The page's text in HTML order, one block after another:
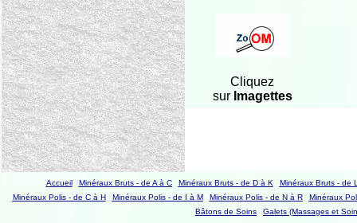
Cliquez
surImagettes
Accueil Minéraux Bruts - de A à C Minéraux Bruts - de D à K
Minéraux Bruts - de
Minéraux Polis - de C à H
Minéraux Polis - de I à M Minéraux Polis - de N à R
Minéraux
Bâtons de Soins
Galets (Massages et